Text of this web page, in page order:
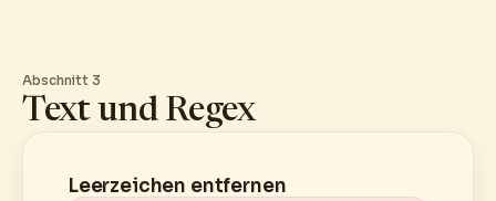
Abschnitt 3
Text und Regex
Leerzeichen entfernen